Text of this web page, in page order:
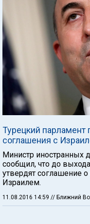
Турецкий парламент
соглашения с
Министр иностранных
сообщил, что до
утвердят соглашение
Израилем.
11.08.2016 14:59 // Ближний